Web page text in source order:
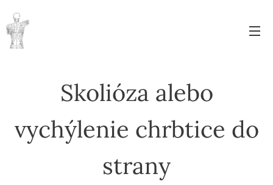
Skolióza alebo
vychýlenie chrbtice do
strany